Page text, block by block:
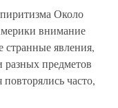
Около
внимание
явления,
предметов
часто,